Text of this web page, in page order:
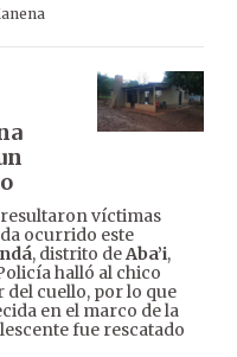
víctimas
ocurrido este
, distrito deAba’i,
halló al chico
cuello, por lo que
en el marco de la
fue rescatado